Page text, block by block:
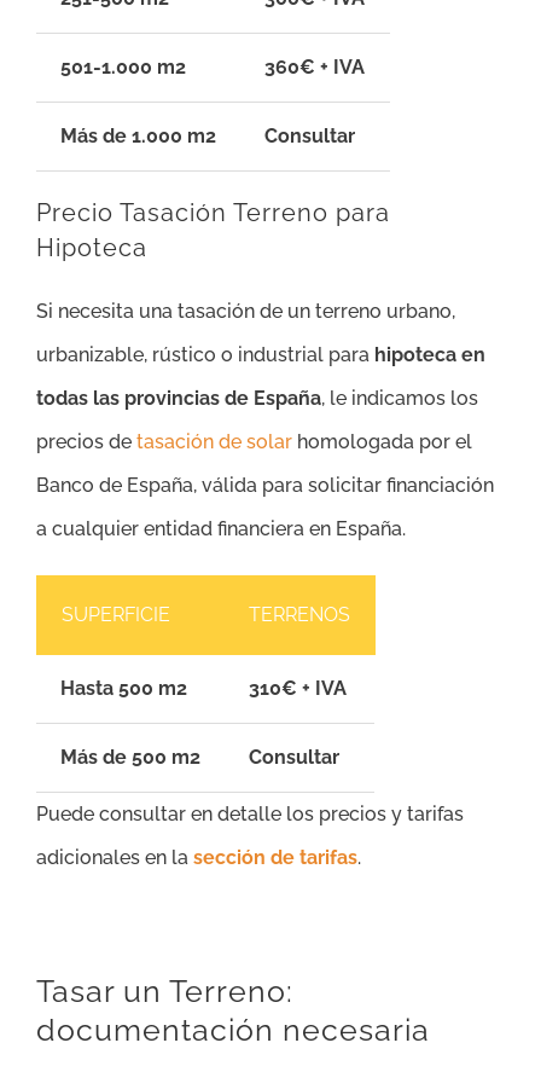
501-1.000 m2 360€ + IVA
Más de 1.000 m2 Consultar
Precio Tasación Terreno para
Hipoteca
Si necesita una tasación de un terreno urbano,
urbanizable, rústico o industrial para hipoteca en
todas las provincias de España, le indicamos los
precios de tasación de solar homologada por el
Banco de España, válida para solicitar financiación
a cualquier entidad financiera en España.
SUPERFICIE TERRENOS
Hasta 500 m2 310€ + IVA
Más de 500 m2 Consultar
Puede consultar en detalle los precios y tarifas
adicionales en la sección de tarifas.
Tasar un Terreno:
documentación necesaria